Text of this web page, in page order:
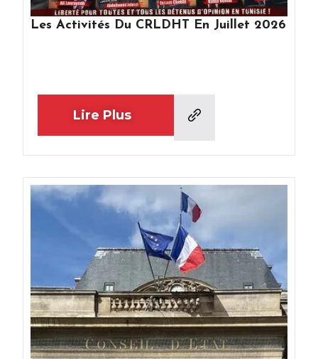
Les Activités Du CRLDHT En Juillet 2026
Lire Plus